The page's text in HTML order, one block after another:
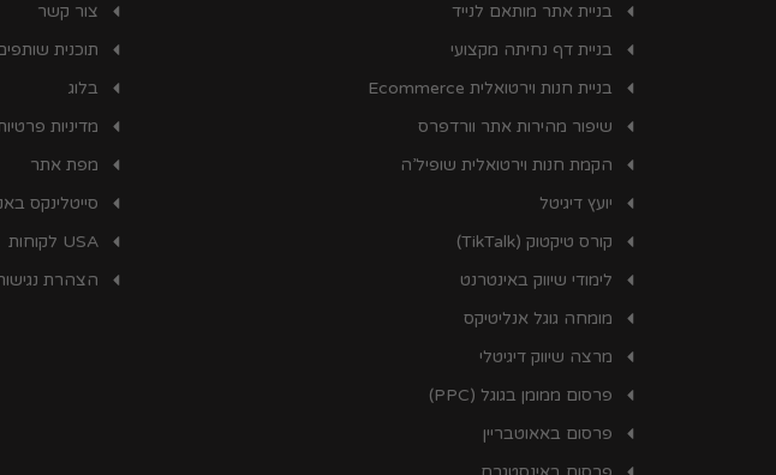
צור קשר
תוכנית
בלוג
מדיניות
מפת אתר
סייטלינקס
USA לקוחות
הצהרת
בניית אתר מותאם לנייד
בניית דף נחיתה מקצועי
בניית חנות וירטואלית Ecommerce
שיפור מהירות אתר וורדפרס
הקמת חנות וירטואלית שופיל’ה
יועץ דיגיטל
קורס טיקטוק (TikTalk)
לימודי שיווק באינטרנט
מומחה גוגל אנליטיקס
מרצה שיווק דיגיטלי
פרסום ממומן בגוגל (PPC)
פרסום באאוטבריין